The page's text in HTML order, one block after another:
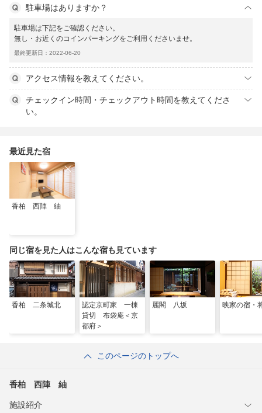
駐車場はありますか？
駐車場は下記をご確認ください。
無し・お近くのコインパーキングをご利用くださいませ。
最終更新日：2022-06-20
アクセス情報を教えてください。
チェックイン時間・チェックアウト時間を教えてくださ
い。
最近見た宿
香柏 西陣 紬
同じ宿を見た人はこんな宿も見ています
香柏 二条城北
認定京町家 一棟
貸切 布袋庵＜京
都府＞
麗閣 八坂 映家の宿・
このページのトップへ
香柏 西陣 紬
施設紹介